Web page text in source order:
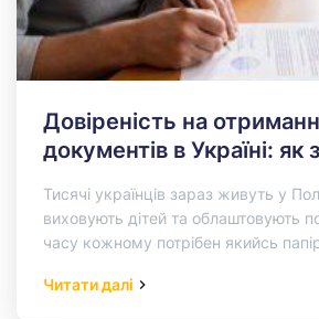
Довіреність на
документів в Україні: як
перебуваючи у Польщі
Тисячі українців зараз живуть у
виховують дітей та облаштовують
часу кожному потрібен якийсь
Читати далі